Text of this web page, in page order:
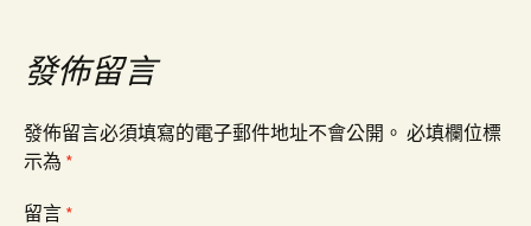
覽發佈留言
發佈留言必須填寫的電子郵件地址不會公開。 必填欄位標
示為 *
留言 *